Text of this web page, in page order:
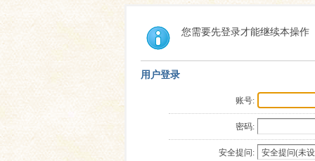
您需要先登录才能继续本操作
用户登录
账号:
密码:
安全提问: